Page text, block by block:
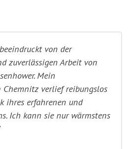
von der
zuverlässigen Arbeit von
Mein
verlief reibungslos
ihres erfahrenen und
Ich kann sie nur wärmstens